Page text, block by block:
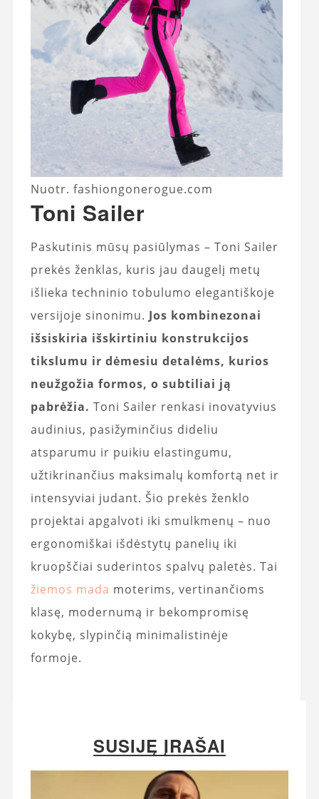
Nuotr. fashiongonerogue.com
Toni Sailer
Paskutinis mūsų pasiūlymas – Toni Sailer
prekės ženklas, kuris jau daugelį metų
išlieka techninio tobulumo elegantiškoje
versijoje sinonimu. Jos kombinezonai
išsiskiria išskirtiniu konstrukcijos
tikslumu ir dėmesiu detalėms, kurios
neužgožia formos, o subtiliai ją
pabrėžia. Toni Sailer renkasi inovatyvius
audinius, pasižyminčius dideliu
atsparumu ir puikiu elastingumu,
užtikrinančius maksimalų komfortą net ir
intensyviai judant. Šio prekės ženklo
projektai apgalvoti iki smulkmenų – nuo
ergonomiškai išdėstytų panelių iki
kruopščiai suderintos spalvų paletės. Tai
žiemos mada moterims, vertinančioms
klasę, modernumą ir bekompromisę
kokybę, slypinčią minimalistinėje
formoje.
SUSIJĘ ĮRAŠAI